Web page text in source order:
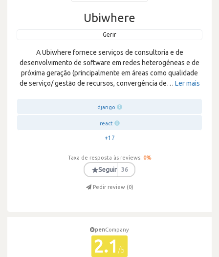
Ubiwhere
Gerir
A Ubiwhere fornece serviços de consultoria e de
desenvolvimento de software em redes heterogéneas e de
próxima geração (principalmente em áreas como qualidade
de serviço/ gestão de recursos, convergência de… Ler mais
django
react
+17
Taxa de resposta às reviews: 0%
★Seguir 36
Pedir review (0)
penCompany
2.1 /5